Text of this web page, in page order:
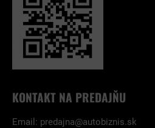
KONTAKT NA PREDAJŇU
Email: predajna@autobiznis.sk